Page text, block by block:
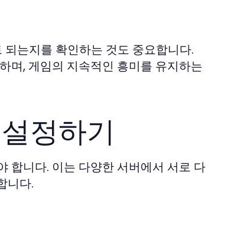
는지를 확인하는 것도 중요합니다.
며, 게임의 지속적인 흥미를 유지하는
정하기
합니다. 이는 다양한 서버에서 서로 다
니다.